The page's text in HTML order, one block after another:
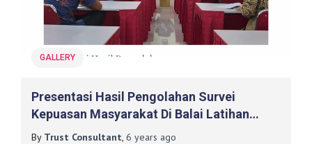
GALLERY
Presentasi Hasil Pengolahan Survei
Kepuasan Masyarakat Di Balai Latihan
Pendidikan Teknik Yogyakarta
By Trust Consultant, 6 years ago